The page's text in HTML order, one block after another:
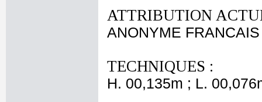
ATTRIBUTION
ANONYME
TECHNIQUES :
H. 00,135m ; L.